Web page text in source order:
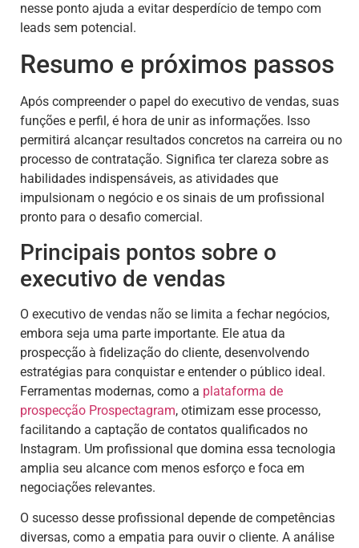
nesse ponto ajuda a evitar desperdício de tempo com
leads sem potencial.
Resumo e próximos passos
Após compreender o papel do executivo de vendas, suas
funções e perfil, é hora de unir as informações. Isso
permitirá alcançar resultados concretos na carreira ou no
processo de contratação. Significa ter clareza sobre as
habilidades indispensáveis, as atividades que
impulsionam o negócio e os sinais de um profissional
pronto para o desafio comercial.
Principais pontos sobre o
executivo de vendas
O executivo de vendas não se limita a fechar negócios,
embora seja uma parte importante. Ele atua da
prospecção à fidelização do cliente, desenvolvendo
estratégias para conquistar e entender o público ideal.
Ferramentas modernas, como a plataforma de
prospecção Prospectagram, otimizam esse processo,
facilitando a captação de contatos qualificados no
Instagram. Um profissional que domina essa tecnologia
amplia seu alcance com menos esforço e foca em
negociações relevantes.
O sucesso desse profissional depende de competências
diversas, como a empatia para ouvir o cliente. A análise